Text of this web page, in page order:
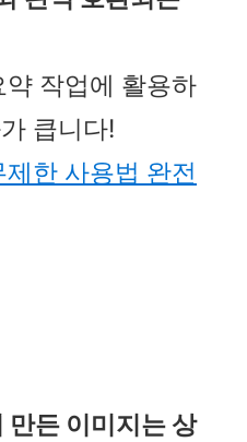
작업에 활용하
큽니다!
한 사용법 완전
든 이미지는 상